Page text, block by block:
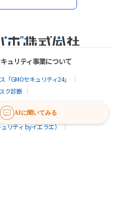
ュリティ事業について
GMOセキュリティ24」
ク診断
リティ byイエラエ）
AIに聞いてみる